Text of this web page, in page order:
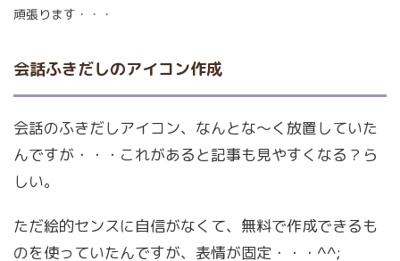
頑張ります・・・
会話ふきだしのアイコン作成
会話のふきだしアイコン、なんとな～く放置していた
んですが・・・これがあると記事も見やすくなる？ら
しい。
ただ絵的センスに自信がなくて、無料で作成できるも
のを使っていたんですが、表情が固定・・・^^;